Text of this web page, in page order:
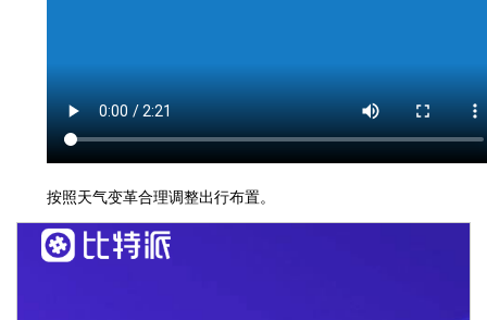
按照天气变革合理调整出行布置。